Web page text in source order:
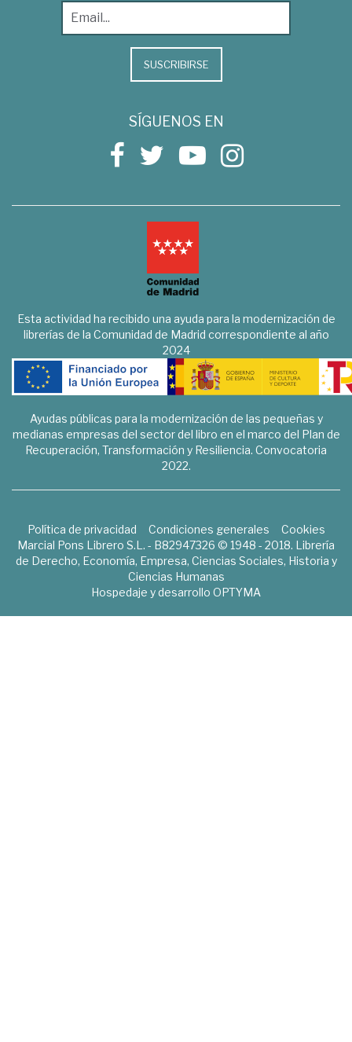
SUSCRIBIRSE
SÍGUENOS EN
Esta actividad ha recibido una ayuda para la modernización de
librerías de la Comunidad de Madrid correspondiente al año
2024
Ayudas públicas para la modernización de las pequeñas y
medianas empresas del sector del libro en el marco del Plan de
Recuperación, Transformación y Resiliencia. Convocatoria
2022.
Política de privacidad Condiciones generales
Cookies
Marcial Pons Librero S.L. - B82947326 © 1948 - 2018. Librería
de Derecho, Economía, Empresa, Ciencias Sociales, Historia y
Ciencias Humanas
Hospedaje y desarrollo OPTYMA